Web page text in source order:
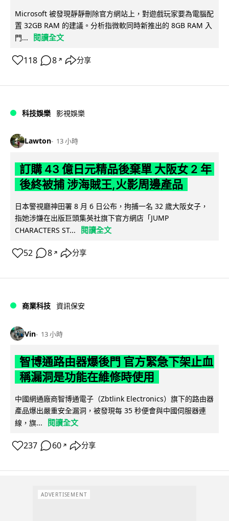
Microsoft 被發現靜靜刪除官方網站上，對遊戲玩家要為電腦配
置 32GB RAM 的建議。分析指微軟同時新推出的 8GB RAM 入
門...
閱讀全文
118 8 ↗ 分享
科技娛樂 影視娛樂
Lawton 13 小時
訂購 43 億日元精品後棄單 大阪女 2 年
後終被捕 涉海賊王,火影周邊產品
日本警視廳神田署 8 月 6 日公布，拘捕一名 32 歲大阪女子，
指她涉嫌在出版巨頭集英社旗下官方網店「JUMP
CHARACTERS ST...
閱讀全文
52 8 ↗ 分享
商業科技 資訊保安
Vin 13 小時
智博通路由器爆後門 官方緊急下架止血
稱漏洞是功能在維修時使用
中國網通廠商智博通電子（Zbtlink Electronics）旗下的路由器
產品爆出嚴重安全漏洞，被發現每 35 秒便會與中國伺服器連
線，旗...
閱讀全文
237 60 ↗ 分享
ADVERTISEMENT